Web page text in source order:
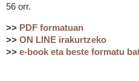
56 orr.
>> PDF formatuan
>> ON LINE irakurtzeko
>> e-book eta beste formatu